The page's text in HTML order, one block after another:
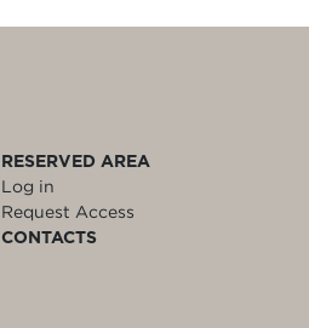
RESERVED AREA
Log in
Request Access
CONTACTS